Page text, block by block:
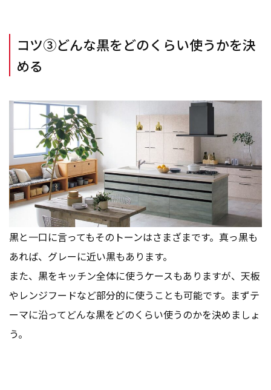
コツ③どんな黒をどのくらい使うかを決
める
黒と一口に言ってもそのトーンはさまざまです。真っ黒も
あれば、グレーに近い黒もあります。
また、黒をキッチン全体に使うケースもありますが、天板
やレンジフードなど部分的に使うことも可能です。まずテ
ーマに沿ってどんな黒をどのくらい使うのかを決めましょ
う。